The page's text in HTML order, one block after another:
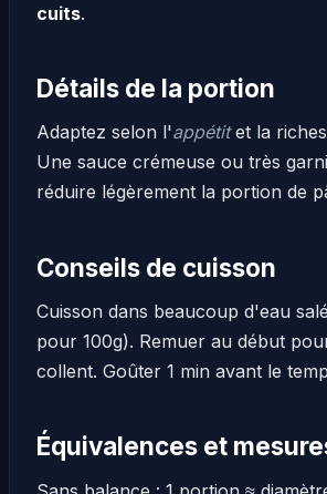
cuits.
Détails de la portion
Adaptez selon l'appétitet la
Une sauce crémeuse ou très
réduire légèrement la portion de
Conseils de cuisson
Cuisson dans beaucoup d'eau
pour 100g). Remuer au début
collent. Goûter 1 min avant le
Équivalences et